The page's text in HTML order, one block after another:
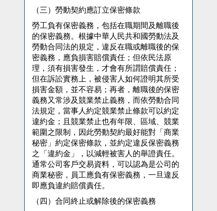
（三）勞動契約應訂立保密條款
勞工負有保密義務，包括在職期間及離職後
的保密義務。根據中華人民共和國勞動法及
勞動合同法的規定，違反在職或離職後的保
密義務，應負損害賠償責任；但依民法原
理，須有損害發生，才會有所謂賠償責任；
但在訴訟實務上，被侵害人如何證明其所受
損害金額，並不容易；再者，離職後的保密
義務又常涉及競業禁止義務，而依勞動合同
法規定，當事人約定競業禁止條款可以約定
違約金；且競業禁止也有年限、區域、競業
範圍之限制，因此勞動契約最好能對「商業
秘密」約定保密條款，並約定違反保密義務
之「違約金」，以減輕被害人的舉證責任。
通常公司客戶交易資料，可以認為是公司的
商業秘密，員工應負有保密義務，一旦違反
即應負違約賠償責任。
（四）合同終止或解除後的保密義務